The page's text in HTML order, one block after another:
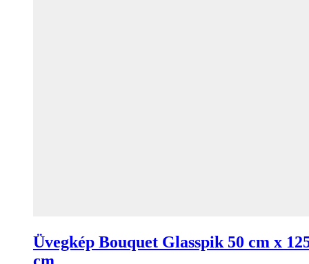
Üvegkép Bouquet Glasspik 50 cm x